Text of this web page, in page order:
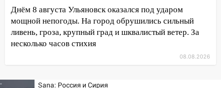
13:17 Непогода в Ульяновске не
закончится сегодня: сильные ливни
сохранятся 9 августа
13:15 Трижды «брал в долг» без спроса:
житель Вешкаймского района похитил у
Днём 8 августа Ульяновск оказался под ударом
мощной непогоды. На город обрушились сильный
ливень, гроза, крупный град и шквалистый ветер. За
несколько часов стихия
08.08.2026
Sana: Россия и Сирия